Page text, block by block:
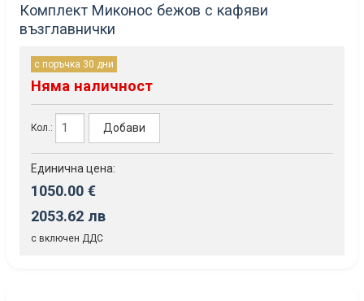
Комплект Миконос бежов с кафяви
възглавнички
с поръчка 30 дни
Няма наличност
Кол.: Добави
Единична цена:
1050.00 €
2053.62 лв
с включен ДДС